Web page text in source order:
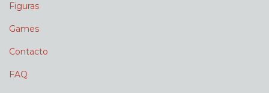
Figuras
Games
Contacto
FAQ